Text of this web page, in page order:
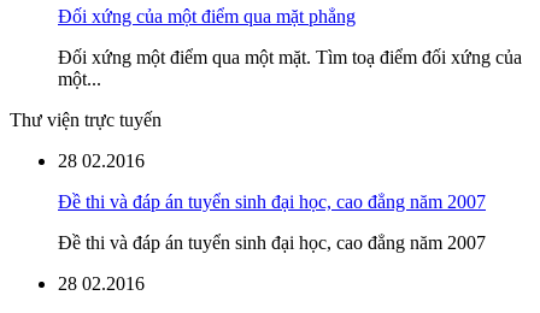
Đối xứng của một điểm qua mặt phẳng
Đối xứng một điểm qua một mặt. Tìm toạ điểm đối xứng của
một...
Thư viện trực tuyến
28 02.2016
Đề thi và đáp án tuyển sinh đại học, cao đẳng năm 2007
Đề thi và đáp án tuyển sinh đại học, cao đẳng năm 2007
28 02.2016